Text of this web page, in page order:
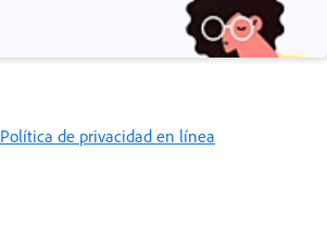
Política de privacidad en línea